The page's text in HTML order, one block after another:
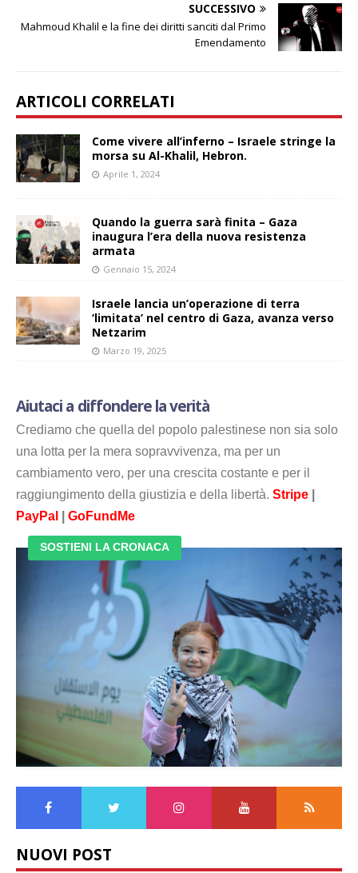
SUCCESSIVO
Mahmoud Khalil e la fine dei diritti sanciti dal Primo
Emendamento
ARTICOLI CORRELATI
Come vivere all’inferno – Israele stringe la
morsa su Al-Khalil, Hebron.
Aprile 1, 2024
Quando la guerra sarà finita – Gaza
inaugura l’era della nuova resistenza
armata
Gennaio 15, 2024
Israele lancia un’operazione di terra
‘limitata’ nel centro di Gaza, avanza verso
Netzarim
Marzo 19, 2025
Aiutaci a diffondere la verità
Crediamo che quella del popolo palestinese non sia solo
una lotta per la mera sopravvivenza, ma per un
cambiamento vero, per una crescita costante e per il
raggiungimento della giustizia e della libertà. Stripe
PayPal
GoFundMe
SOSTIENI LA CRONACA
NUOVI POST